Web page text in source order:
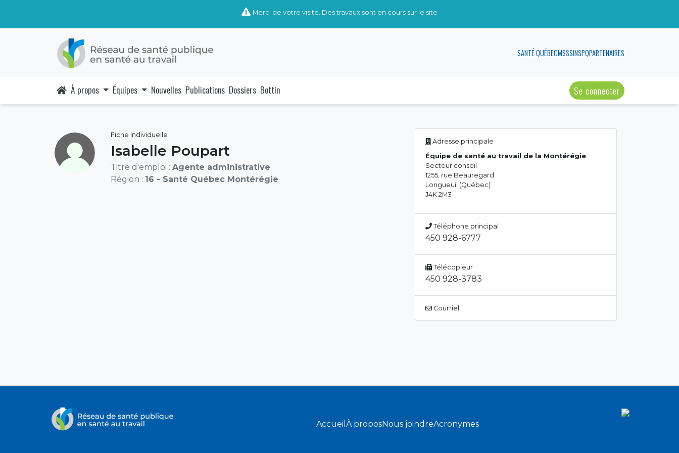
Merci de votre visite. Des travaux sont en cours sur le site
SANTÉ QUÉBECMSSSINSPQPARTENAIRES
À propos Équipes Nouvelles Publications Dossiers Bottin Se connecter
Fiche individuelle
Isabelle Poupart
Titre d'emploi : Agente administrative
Région : 16 - Santé Québec Montérégie
Adresse principale
Équipe de santé au travail de la Montérégie
Secteur conseil
1255, rue Beauregard
Longueuil (Québec)
J4K 2M3
Téléphone principal
450 928-6777
Télécopieur
450 928-3783
Courriel
Accueil À proposNous joindreAcronymes